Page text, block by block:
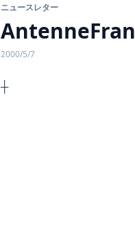
ニュースレター
2000/5/7
A n t e
◆◆◆